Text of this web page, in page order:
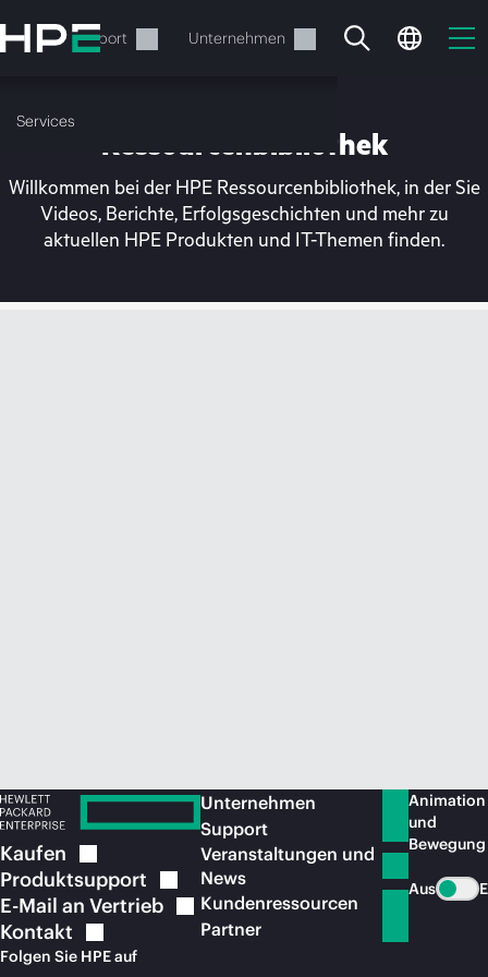
Hauptinhalt
wechseln
Support Unternehmen
Services
Ihr Warenkorb ist aktuell
Ressourcenbibliothek
Willkommen bei der HPE Ressourcenbibliothek, in der Sie
Videos, Berichte, Erfolgsgeschichten und mehr zu
aktuellen HPE Produkten und IT-Themen finden.
Kaufen
Produktsupport
E-Mail an Vertrieb
Kontakt
Folgen Sie HPE auf
Unternehmen
Support
Veranstaltungen und
News
Kundenressourcen
Partner
Animation
und
Bewegung
Aus